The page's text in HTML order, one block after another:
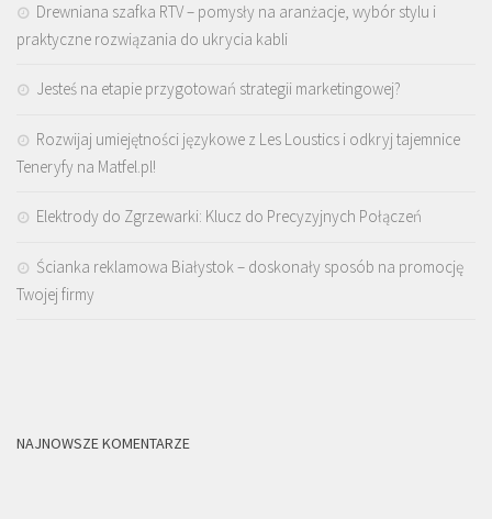
Drewniana szafka RTV – pomysły na aranżacje, wybór stylu i
praktyczne rozwiązania do ukrycia kabli
Jesteś na etapie przygotowań strategii marketingowej?
Rozwijaj umiejętności językowe z Les Loustics i odkryj tajemnice
Teneryfy na Matfel.pl!
Elektrody do Zgrzewarki: Klucz do Precyzyjnych Połączeń
Ścianka reklamowa Białystok – doskonały sposób na promocję
Twojej firmy
NAJNOWSZE KOMENTARZE